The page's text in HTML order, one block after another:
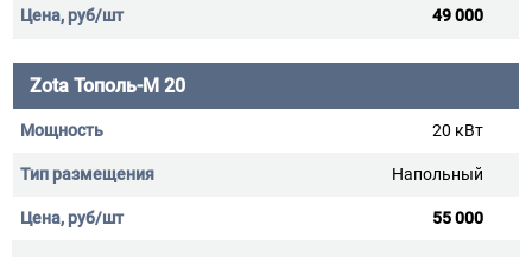
49 000
Zota Тополь-М 20
20 кВт
Напольный
55 000